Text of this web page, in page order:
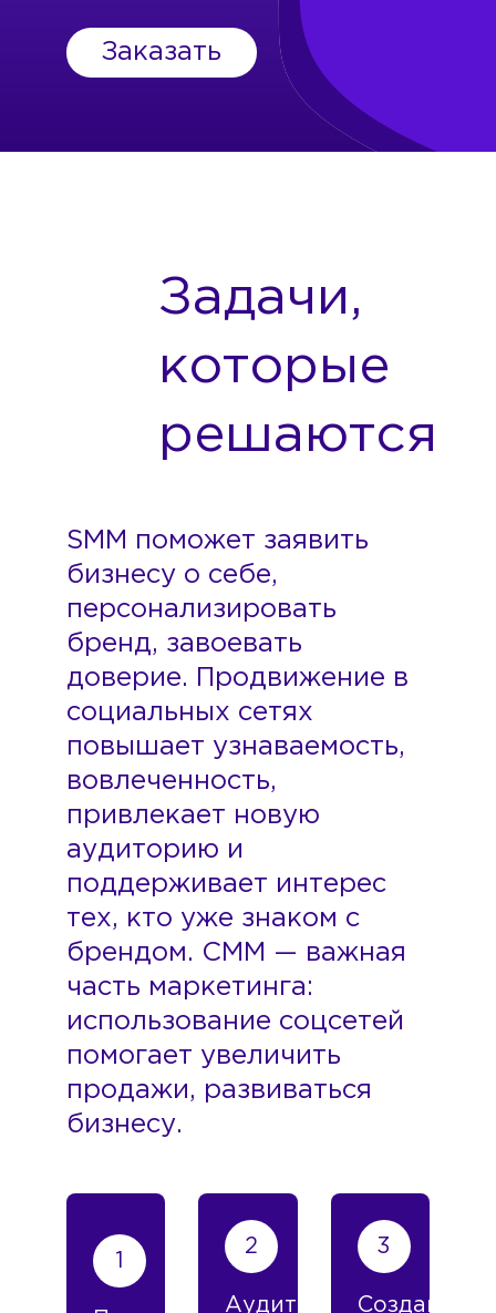
Заказать
Задачи,
которые
решаются
SMM поможет заявить
бизнесу о себе,
персонализировать
бренд, завоевать
доверие. Продвижение в
социальных сетях
повышает узнаваемость,
вовлеченность,
привлекает новую
аудиторию и
поддерживает интерес
тех, кто уже знаком с
брендом. СММ — важная
часть маркетинга:
использование соцсетей
помогает увеличить
продажи, развиваться
бизнесу.
Аудит
Создание